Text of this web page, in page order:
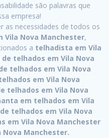
são palavras que
empresa!
as necessidades de todos os
Vila Nova Manchester,
a telhadista em Vila
telhados em Vila Nova
telhados em Vila Nova
em Vila Nova
telhados em Vila Nova
em telhados em Vila
telhados em Vila Nova
em Vila Nova Manchester
Manchester.